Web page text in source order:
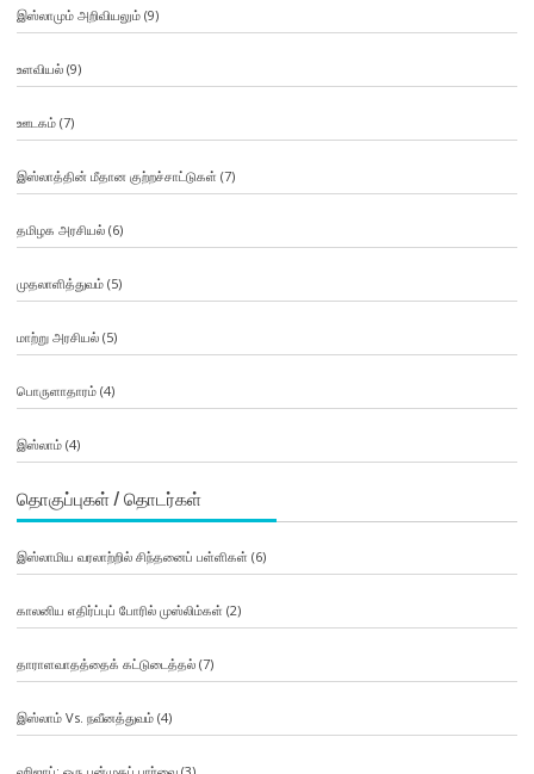
இஸ்லாமும் அறிவியலும்(9)
உளவியல்(9)
ஊடகம்(7)
இஸ்லாத்தின் மீதான குற்றச்சாட்டுகள் (7)
தமிழக அரசியல்(6)
முதலாளித்துவம்(5)
மாற்று அரசியல்(5)
பொருளாதாரம்(4)
இஸ்லாம்(4)
தொகுப்புகள் / தொடர்கள்
இஸ்லாமிய வரலாற்றில் சிந்தனைப் பள்ளிகள் (6)
காலனிய எதிர்ப்புப் போரில் முஸ்லிம்கள் (2)
தாராளவாதத்தைக் கட்டுடைத்தல்(7)
இஸ்லாம் Vs. நவீனத்துவம்(4)